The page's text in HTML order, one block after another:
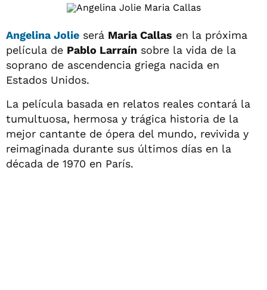
Angelina Jolie será Maria Callas en la próxima
película de Pablo Larraín sobre la vida de la
soprano de ascendencia griega nacida en
Estados Unidos.
La película basada en relatos reales contará la
tumultuosa, hermosa y trágica historia de la
mejor cantante de ópera del mundo, revivida y
reimaginada durante sus últimos días en la
década de 1970 en París.